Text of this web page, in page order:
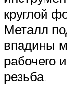
круглой
Металл
впадины
рабочего
резьба.